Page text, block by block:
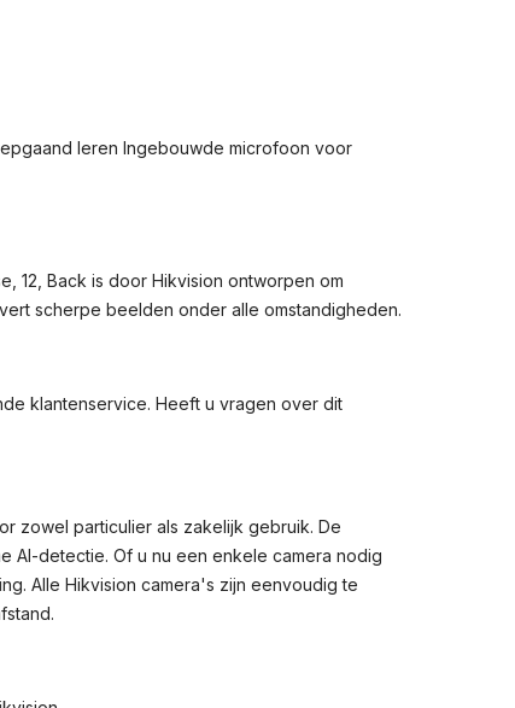
leren Ingebouwde microfoon voor
12, Back is door Hikvision ontworpen om
scherpe beelden onder alle omstandigheden.
klantenservice. Heeft u vragen over dit
zowel particulier als zakelijk gebruik. De
AI-detectie. Of u nu een enkele camera nodig
Alle Hikvision camera's zijn eenvoudig te